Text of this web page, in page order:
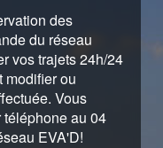
des
du réseau
vos trajets 24h/24
modifier ou
Vous
au 04
EVA'D!